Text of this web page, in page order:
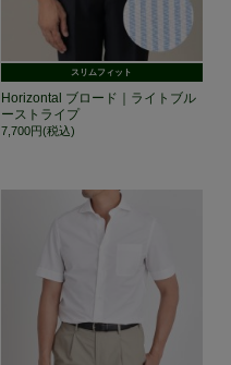
スリムフィット
Horizontal ブロード｜ライトブル
ーストライプ
7,700円(税込)